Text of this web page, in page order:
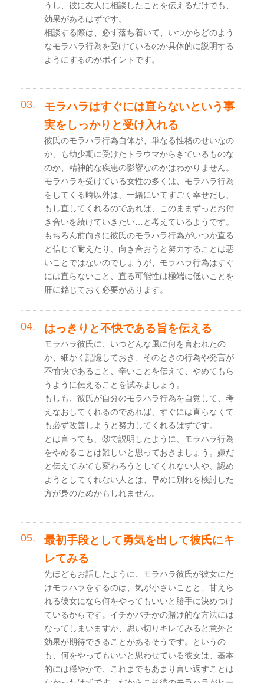
うし、彼に友人に相談したことを伝えるだけでも、
効果があるはずです。
相談する際は、必ず落ち着いて、いつからどのよう
なモラハラ行為を受けているのか具体的に説明する
ようにするのがポイントです。
モラハラはすぐには直らないという事
実をしっかりと受け入れる
彼氏のモラハラ行為自体が、単なる性格のせいなの
か、も幼少期に受けたトラウマからきているものな
のか、精神的な疾患の影響なのかはわかりません。
モラハラを受けている女性の多くは、モラハラ行為
をしてくる時以外は、一緒にいてすごく幸せだし、
もし直してくれるのであれば、このままずっとお付
き合いを続けていきたい…と考えているようです。
もちろん前向きに彼氏のモラハラ行為がいつか直る
と信じて耐えたり、向き合おうと努力することは悪
いことではないのでしょうが、モラハラ行為はすぐ
には直らないこと、直る可能性は極端に低いことを
肝に銘じておく必要があります。
はっきりと不快である旨を伝える
モラハラ彼氏に、いつどんな風に何を言われたの
か、細かく記憶しておき、そのときの行為や発言が
不愉快であること、辛いことを伝えて、やめてもら
うように伝えることを試みましょう。
もしも、彼氏が自分のモラハラ行為を自覚して、考
えなおしてくれるのであれば、すぐには直らなくて
も必ず改善しようと努力してくれるはずです。
とは言っても、③で説明したように、モラハラ行為
をやめることは難しいと思っておきましょう。嫌だ
と伝えてみても変わろうとしてくれない人や、認め
ようとしてくれない人とは、早めに別れを検討した
方が身のためかもしれません。
最初手段として勇気を出して彼氏にキ
レてみる
先ほどもお話したように、モラハラ彼氏が彼女にだ
けモラハラをするのは、気が小さいことと、甘えら
れる彼女になら何をやってもいいと勝手に決めつけ
ているからです。イチかバチかの賭け的な方法には
なってしまいますが、思い切りキレてみると意外と
効果が期待できることがあるそうです。というの
も、何をやってもいいと思わせている彼女は、基本
的には穏やかで、これまでもあまり言い返すことは